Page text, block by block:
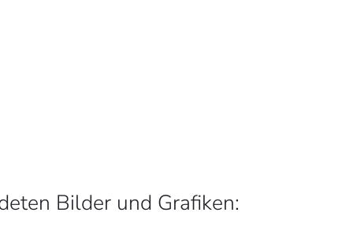
Bilder und Grafiken: